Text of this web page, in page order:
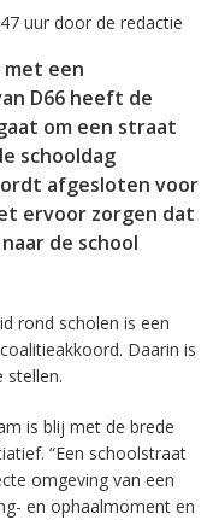
uur door de redactie
met een
D66 heeft de
om een straat
schooldag
afgesloten voor
ervoor zorgen dat
de school
rond scholen is een
Daarin is
stellen.
is blij met de brede
“Een schoolstraat
omgeving van een
en ophaalmoment en